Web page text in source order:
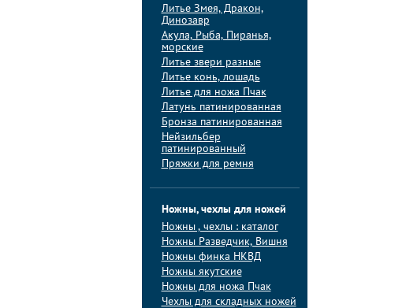
Литье Змея, Дракон,
Динозавр
Акула, Рыба, Пиранья,
морские
Литье звери разные
Литье конь, лошадь
Литье для ножа Пчак
Латунь патинированная
Бронза патинированная
Нейзильбер
патинированный
Пряжки для ремня
Ножны, чехлы для ножей
Ножны , чехлы : каталог
Ножны Разведчик, Вишня
Ножны финка НКВД
Ножны якутские
Ножны для ножа Пчак
Чехлы для складных ножей